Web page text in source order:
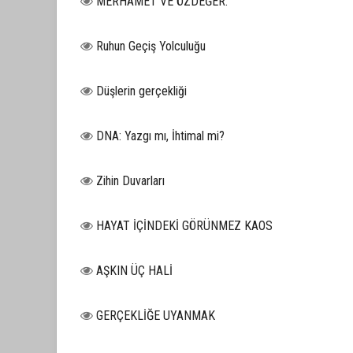
Ruhun Geçiş Yolculuğu
Düşlerin gerçekliği
DNA: Yazgı mı, İhtimal mi?
Zihin Duvarları
HAYAT İÇİNDEKİ GÖRÜNMEZ KAOS
AŞKIN ÜÇ HALİ
GERÇEKLİĞE UYANMAK